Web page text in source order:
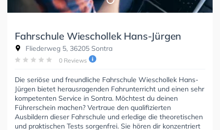
Fahrschule Wieschollek Hans-Jürgen
Fliederweg 5, 36205 Sontra
0 Reviews
Die seriöse und freundliche Fahrschule Wieschollek Hans-
Jürgen bietet herausragenden Fahrunterricht und einen sehr
kompetenten Service in Sontra. Möchtest du deinen
Führerschein machen? Vertraue den qualifizierten
Ausbildern dieser Fahrschule und erledige die theoretischen
und praktischen Tests sorgenfrei. Sie hören dir konzentriert